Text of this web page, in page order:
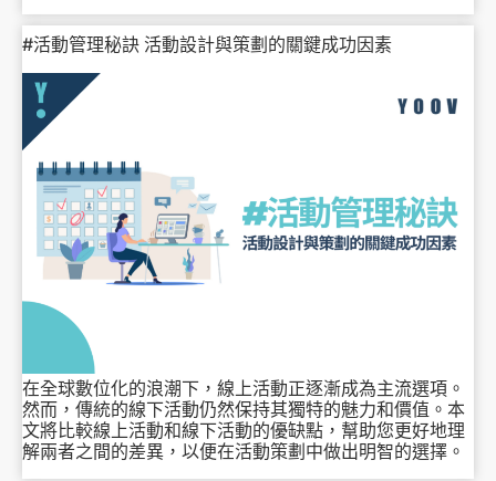
#活動管理秘訣 活動設計與策劃的關鍵成功因素
在全球數位化的浪潮下，線上活動正逐漸成為主流選項。
然而，傳統的線下活動仍然保持其獨特的魅力和價值。本
文將比較線上活動和線下活動的優缺點，幫助您更好地理
解兩者之間的差異，以便在活動策劃中做出明智的選擇。